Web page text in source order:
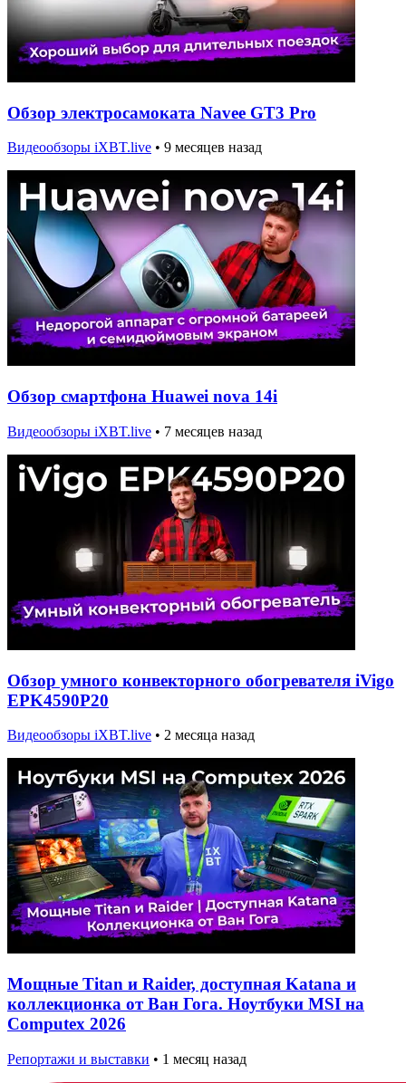
Обзор электросамоката Navee GT3 Pro
Видеообзоры iXBT.live • 9 месяцев назад
Обзор смартфона Huawei nova 14i
Видеообзоры iXBT.live • 7 месяцев назад
Обзор умного конвекторного обогревателя iVigo
EPK4590P20
Видеообзоры iXBT.live • 2 месяца назад
Мощные Titan и Raider, доступная Katana и
коллекционка от Ван Гога. Ноутбуки MSI на
Computex 2026
Репортажи и выставки • 1 месяц назад